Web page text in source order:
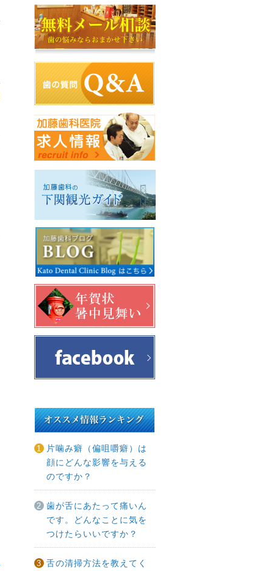
片噛み癖（偏咀嚼癖）は
顔にどんな影響を与える
のですか？
歯が舌にあたって痛いん
です。どんなことに気を
つけたらいいですか？
舌の清掃方法を教えてく